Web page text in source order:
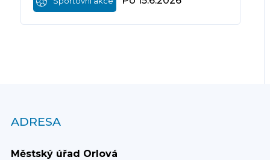
ADRESA
Městský úřad Orlová